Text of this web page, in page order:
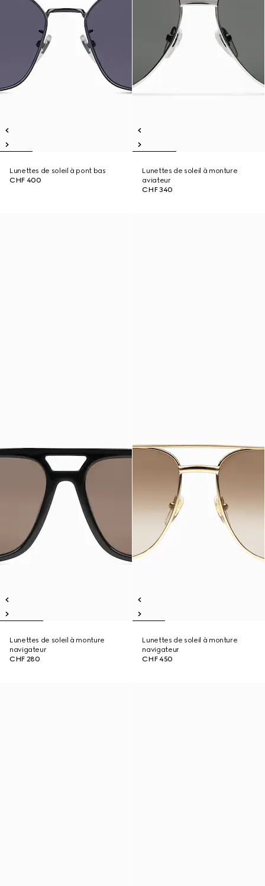
Lunettes de soleil à pont bas
CHF 400
Lunettes de soleil à monture
aviateur
CHF 340
Lunettes de soleil à monture
navigateur
CHF 280
Lunettes de soleil à monture
navigateur
CHF 450